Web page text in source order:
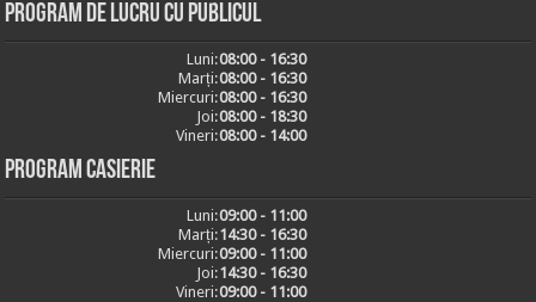
Program de lucru cu publicul
Luni:08:00 - 16:30
Marți:08:00 - 16:30
Miercuri:08:00 - 16:30
Joi:08:00 - 18:30
Vineri:08:00 - 14:00
Program casierie
Luni:09:00 - 11:00
Marți:14:30 - 16:30
Miercuri:09:00 - 11:00
Joi:14:30 - 16:30
Vineri:09:00 - 11:00